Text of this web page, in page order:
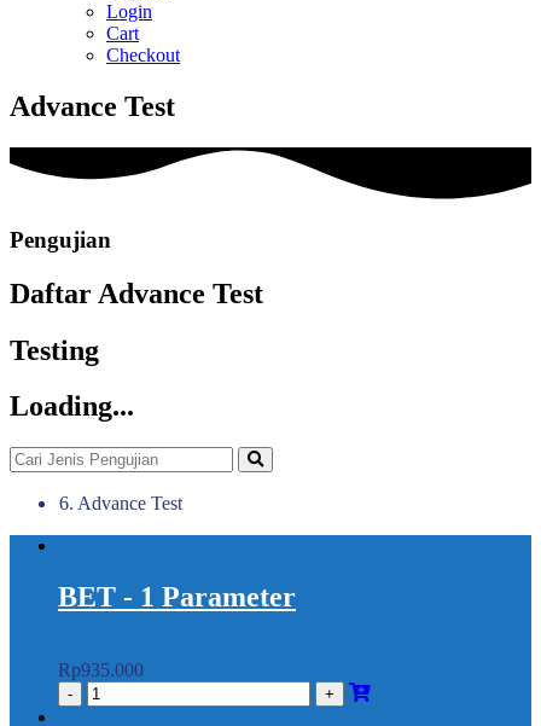
Login
Cart
Checkout
Advance Test
Pengujian
Daftar Advance Test
Testing
Loading...
6. Advance Test
BET - 1 Parameter
Rp935.000